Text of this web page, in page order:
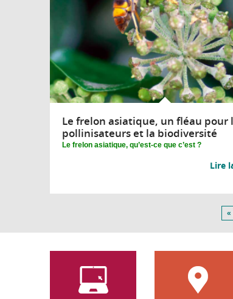
Le frelon asiatique, un fléau pour
pollinisateurs et la biodiversité
Le frelon asiatique, qu’est-ce que c’est ?
Lire
«